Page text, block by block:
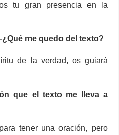
tu gran presencia en la
me quedo del texto?
de la verdad, os guiará
que el texto me lleva a
tener una oración, pero